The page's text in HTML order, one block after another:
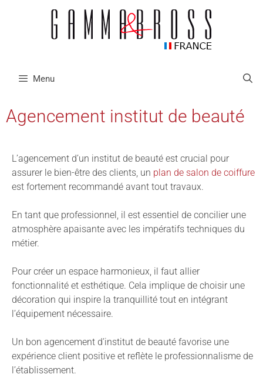
Menu
Agencement institut de beauté
L’agencement d’un institut de beauté est crucial pour
assurer le bien-être des clients, un plan de salon de coiffure
est fortement recommandé avant tout travaux.
En tant que professionnel, il est essentiel de concilier une
atmosphère apaisante avec les impératifs techniques du
métier.
Pour créer un espace harmonieux, il faut allier
fonctionnalité et esthétique. Cela implique de choisir une
décoration qui inspire la tranquillité tout en intégrant
l’équipement nécessaire.
Un bon agencement d’institut de beauté favorise une
expérience client positive et reflète le professionnalisme de
l’établissement.